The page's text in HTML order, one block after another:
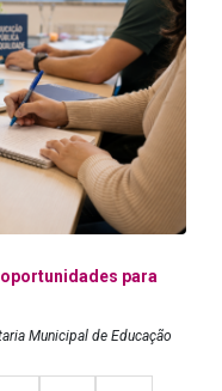
para
Municipal de Educação